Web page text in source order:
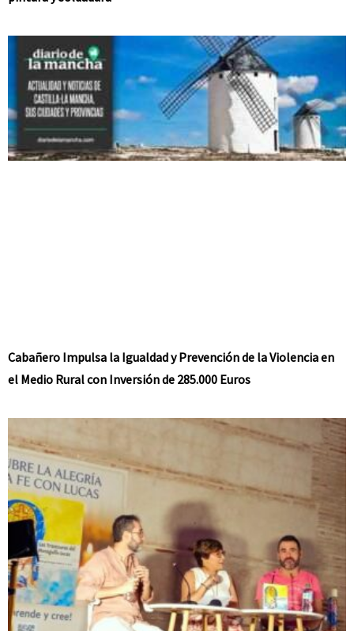
Cabañero Impulsa la Igualdad y Prevención de la Violencia en
el Medio Rural con Inversión de 285.000 Euros